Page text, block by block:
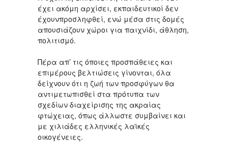
έχει ακόμη αρχίσει, εκπαιδευτικοί δεν
έχουνπροσληφθεί, ενώ μέσα στις δομές
απουσιάζουν χώροι για παιχνίδι, άθληση,
πολιτισμό.
Πέρα απ’ τις όποιες προσπάθειες και
επιμέρους βελτιώσεις γίνονται, όλα
δείχνουν ότι η ζωή των προσφύγων θα
αντιμετωπισθεί στα πρότυπα των
σχεδίων διαχείρισης της ακραίας
φτώχειας, όπως άλλωστε συμβαίνει και
με χιλιάδες ελληνικές λαϊκές
οικογένειες.